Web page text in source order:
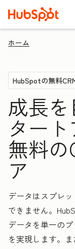
ホーム
HubSpotの無料
成長
ター
無料の
ア
データはスプレ
できません。
データを単一の
を実現します。